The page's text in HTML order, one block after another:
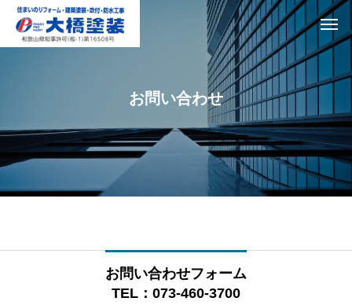
お問い合わせ
お問い合わせフォーム
TEL：073-460-3700